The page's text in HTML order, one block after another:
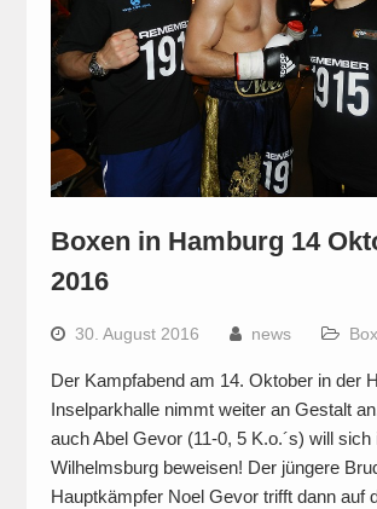
Boxen in Hamburg 14
2016
30. August 2016 news
Der Kampfabend am 14. Oktober in der
Inselparkhalle nimmt weiter an Gestalt
auch Abel Gevor (11-0, 5 K.o.´s) will sich
Wilhelmsburg beweisen! Der jüngere
Hauptkämpfer Noel Gevor trifft dann auf